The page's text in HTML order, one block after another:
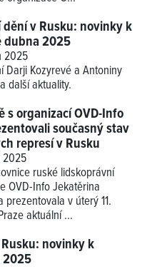
v Rusku: novinky k
dubna 2025
2025
Darji Kozyrevé a Antoniny
další aktuality.
s organizací OVD-Info
současný stav
represí v Rusku
2025
ruské lidskoprávní
OVD-Info Jekatěrina
prezentovala v úterý 11.
aktuální ...
novinky k
2025